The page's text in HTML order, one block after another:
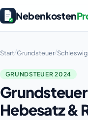
Nebenkosten
Start/Grundsteuer/
GRUNDSTEUER 2024
Hebesatz &